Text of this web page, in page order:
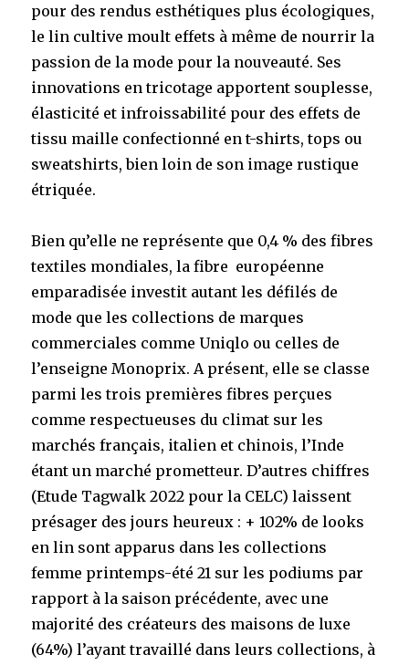
pour des rendus esthétiques plus écologiques,
le lin cultive moult effets à même de nourrir la
passion de la mode pour la nouveauté. Ses
innovations en tricotage apportent souplesse,
élasticité et infroissabilité pour des effets de
tissu maille confectionné en t-shirts, tops ou
sweatshirts, bien loin de son image rustique
étriquée.
Bien qu’elle ne représente que 0,4 % des fibres
textiles mondiales, la fibre européenne
emparadisée investit autant les défilés de
mode que les collections de marques
commerciales comme Uniqlo ou celles de
l’enseigne Monoprix. A présent, elle se classe
parmi les trois premières fibres perçues
comme respectueuses du climat sur les
marchés français, italien et chinois, l’Inde
étant un marché prometteur. D’autres chiffres
(Etude Tagwalk 2022 pour la CELC) laissent
présager des jours heureux : + 102% de looks
en lin sont apparus dans les collections
femme printemps-été 21 sur les podiums par
rapport à la saison précédente, avec une
majorité des créateurs des maisons de luxe
(64%) l’ayant travaillé dans leurs collections, à